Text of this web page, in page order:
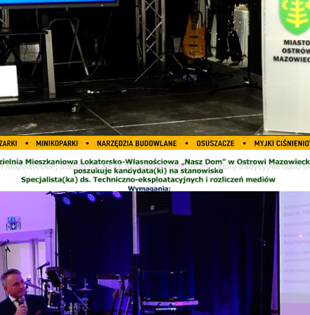
odbyło się XXXII Spotkanie Noworoczne, które tradycyjnie stało